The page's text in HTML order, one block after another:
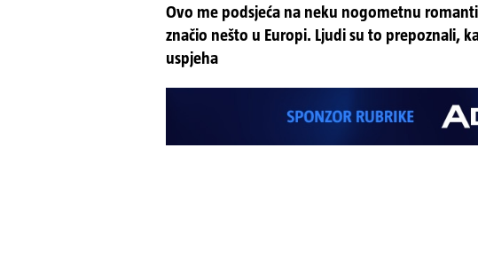
Ovo me podsjeća na neku nogometnu
značio nešto u Europi. Ljudi su to prepoznali,
uspjeha